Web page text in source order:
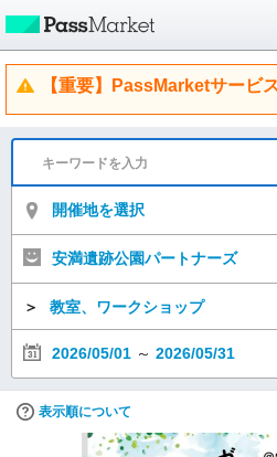
【重要】PassMarketサービ
開催地を選択
安満遺跡公園パートナーズ
＞ 教室、ワークショップ
2026/05/01 ～ 2026/05/31
表示順について